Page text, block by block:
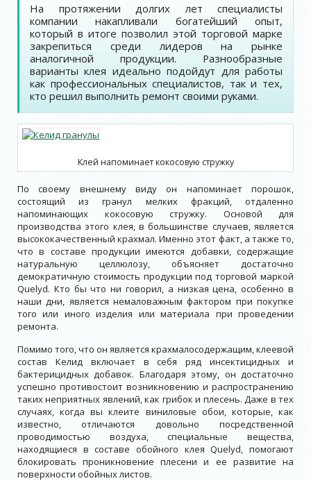
На протяжении долгих лет специалисты
компании накапливали богатейший опыт,
который в итоге позволил этой торговой марке
закрепиться среди лидеров на рынке
аналогичной продукции. Разнообразные
варианты клея идеально подойдут для работы
как профессиональных специалистов, так и тех,
кто решил выполнить ремонт своими руками.
Клей напоминает кокосовую стружку
По своему внешнему виду он напоминает порошок,
состоящий из гранул мелких фракций, отдаленно
напоминающих кокосовую стружку. Основой для
производства этого клея, в большинстве случаев, является
высококачественный крахмал. Именно этот факт, а также то,
что в составе продукции имеются добавки, содержащие
натуральную целлюлозу, объясняет достаточно
демократичную стоимость продукции под торговой маркой
Quelyd. Кто бы что ни говорил, а низкая цена, особенно в
наши дни, является немаловажным фактором при покупке
того или иного изделия или материала при проведении
ремонта.
Помимо того, что он является крахмалосодержащим, клеевой
состав Келид включает в себя ряд инсектицидных и
бактерицидных добавок. Благодаря этому, он достаточно
успешно противостоит возникновению и распространению
таких неприятных явлений, как грибок и плесень. Даже в тех
случаях, когда вы клеите виниловые обои, которые, как
известно, отличаются довольно посредственной
проводимостью воздуха, специальные вещества,
находящиеся в составе обойного клея Quelyd, помогают
блокировать проникновение плесени и ее развитие на
поверхности обойных листов.